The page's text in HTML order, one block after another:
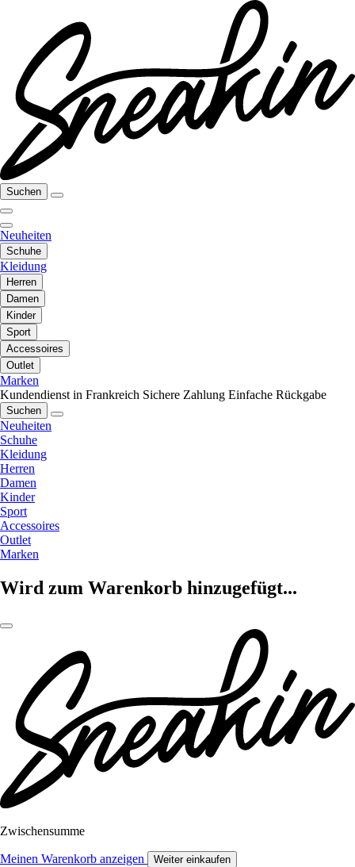
Suchen
Neuheiten
Schuhe
Kleidung
Herren
Damen
Kinder
Sport
Accessoires
Outlet
Marken
Kundendienst in Frankreich Sichere Zahlung Einfache Rückgabe
Suchen
Neuheiten
Schuhe
Kleidung
Herren
Damen
Kinder
Sport
Accessoires
Outlet
Marken
Wird zum Warenkorb hinzugefügt...
Zwischensumme
Meinen Warenkorb anzeigen Weiter einkaufen